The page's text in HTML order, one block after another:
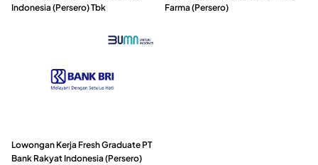
Indonesia (Persero) Tbk
Farma (Persero)
Lowongan Kerja Fresh Graduate PT
Bank Rakyat Indonesia (Persero)